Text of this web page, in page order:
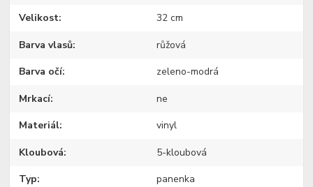
Velikost 32 cm
Barva vlasů růžová
Barva očí zeleno-modrá
Mrkací ne
Materiál vinyl
Kloubová 5-kloubová
Typ panenka